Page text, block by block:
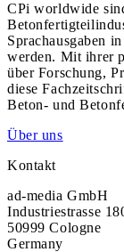
CPi worldwide
Sprachausgaben
werden. Mit ihrer
über Forschung,
diese
Beton- und
Über uns
Kontakt
ad-media GmbH
Industriestrasse
50999 Cologne
Germany